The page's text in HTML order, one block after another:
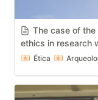
The case of
ethics in research
Ética